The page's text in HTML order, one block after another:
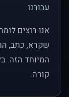
עבורנו.
אנו רוצים
שקרא, כתב,
המיוחד הזה.
קורה.